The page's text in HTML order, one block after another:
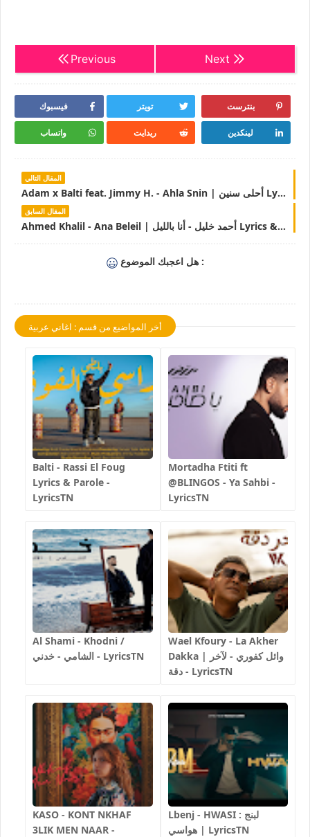
Previous Next
فيسبوك تويتر بنترست
واتساب ريدايت لينكدين
المقال التالي
Adam x Balti feat. Jimmy H. - Ahla Snin | أحلى سنين Lyrics | LyricsTN
المقال السابق
Ahmed Khalil - Ana Beleil | أحمد خليل - أنا بالليل Lyrics & Paroles|LyricsTN
هل اعجبك الموضوع :
أخر المواضيع من قسم : اغاني عربية
Balti - Rassi El Foug
Lyrics & Parole -
LyricsTN
Mortadha Ftiti ft
@BLINGOS - Ya Sahbi -
LyricsTN
Al Shami - Khodni /
الشامي - خدني - LyricsTN
Wael Kfoury - La Akher
Dakka | وائل كفوري - لآخر
دقة - LyricsTN
KASO - KONT NKHAF
3LIK MEN NAAR -
Lbenj - HWASI لبنج :
هواسي | LyricsTN